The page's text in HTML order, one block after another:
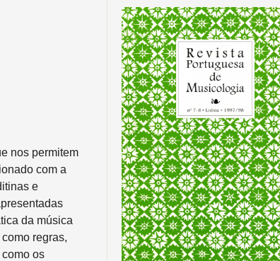
nos permitem
com a
e
da música
regras,
os